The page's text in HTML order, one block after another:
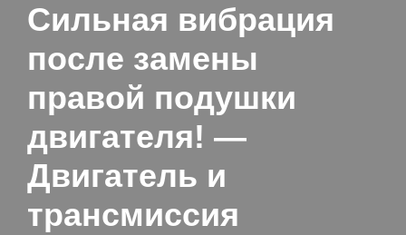
Сильная вибрация
после замены
правой подушки
двигателя! —
Двигатель и
трансмиссия